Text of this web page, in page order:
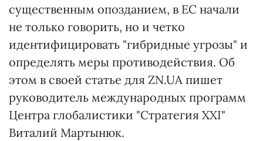
существенным опозданием, в ЕС начали
не только говорить, но и четко
идентифицировать "гибридные угрозы" и
определять меры противодействия. Об
этом в своей статье для ZN.UA пишет
руководитель международных программ
Центра глобалистики "Стратегия ХХІ"
Виталий Мартынюк.